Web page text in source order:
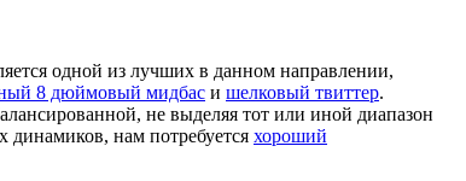
одной из лучших в данном направлении,
8 дюймовый мидбас и шелковый твиттер.
не выделяя тот или иной диапазон
динамиков, нам потребуется хороший